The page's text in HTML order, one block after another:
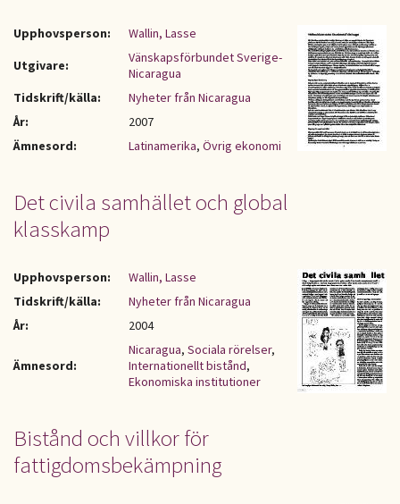
Upphovsperson:
Wallin, Lasse
Utgivare:
Vänskapsförbundet Sverige-
Nicaragua
Tidskrift/källa:
Nyheter från Nicaragua
År:
2007
Ämnesord:
Latinamerika, Övrig ekonomi
Det civila samhället och global
klasskamp
Upphovsperson:
Wallin, Lasse
Tidskrift/källa:
Nyheter från Nicaragua
År:
2004
Ämnesord:
Nicaragua, Sociala rörelser,
Internationellt bistånd,
Ekonomiska institutioner
Bistånd och villkor för
fattigdomsbekämpning